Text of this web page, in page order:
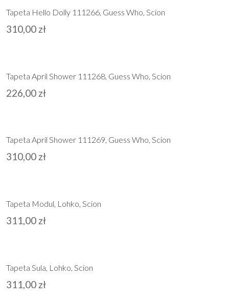
Tapeta Hello Dolly 111266, Guess Who, Scion
310,00 zł
Tapeta April Shower 111268, Guess Who, Scion
226,00 zł
Tapeta April Shower 111269, Guess Who, Scion
310,00 zł
Tapeta Modul, Lohko, Scion
311,00 zł
Tapeta Sula, Lohko, Scion
311,00 zł